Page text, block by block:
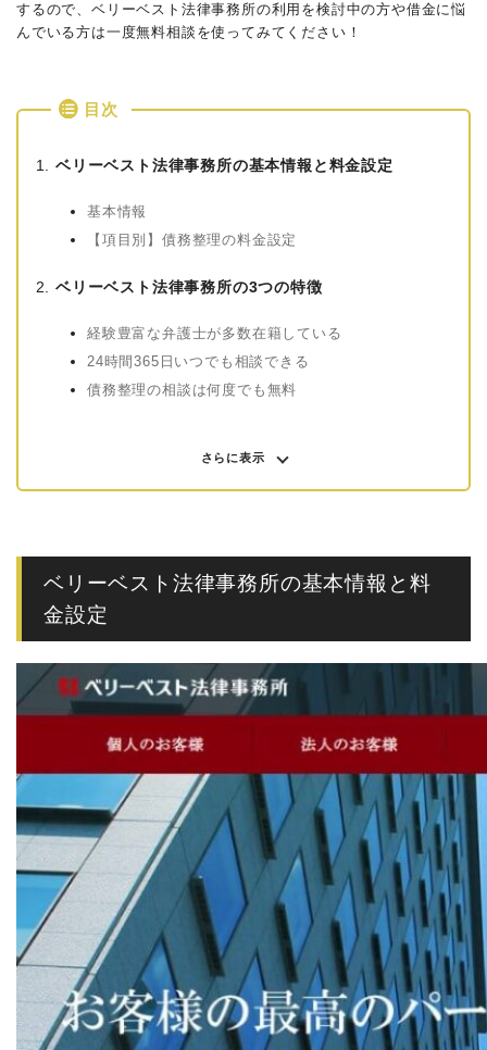
するので、ベリーベスト法律事務所の利用を検討中の方や借金に悩
んでいる方は一度無料相談を使ってみてください！
目次
ベリーベスト法律事務所の基本情報と料金設定
基本情報
【項目別】債務整理の料金設定
ベリーベスト法律事務所の3つの特徴
経験豊富な弁護士が多数在籍している
24時間365日いつでも相談できる
債務整理の相談は何度でも無料
さらに表示
ベリーベスト法律事務所の基本情報と料
金設定